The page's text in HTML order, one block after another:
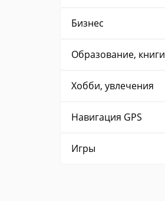
Бизнес
Образование, книги
Хобби, увлечения
Навигация GPS
Игры